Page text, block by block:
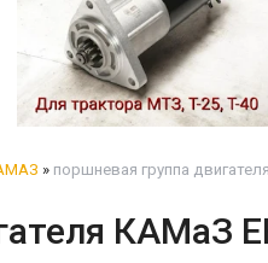
» поршневая группа
КАМаЗ